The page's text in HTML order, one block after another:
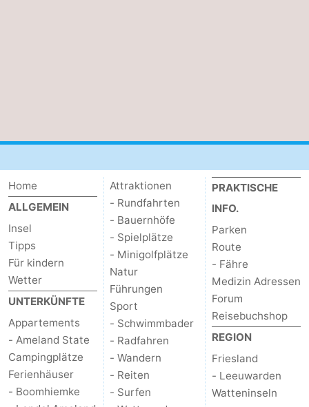
Home
ALLGEMEIN
Insel
Tipps
Für kindern
Wetter
UNTERKÜNFTE
Appartements
- Ameland State
Campingplätze
Ferienhäuser
- Boomhiemke
Attraktionen
- Rundfahrten
- Bauernhöfe
- Spielplätze
- Minigolfplätze
Natur
Führungen
Sport
- Schwimmbader
- Radfahren
- Wandern
- Reiten
- Surfen
PRAKTISCHE
INFO.
Parken
Route
- Fähre
Medizin Adressen
Forum
Reisebuchshop
REGION
Friesland
- Leeuwarden
Watteninseln